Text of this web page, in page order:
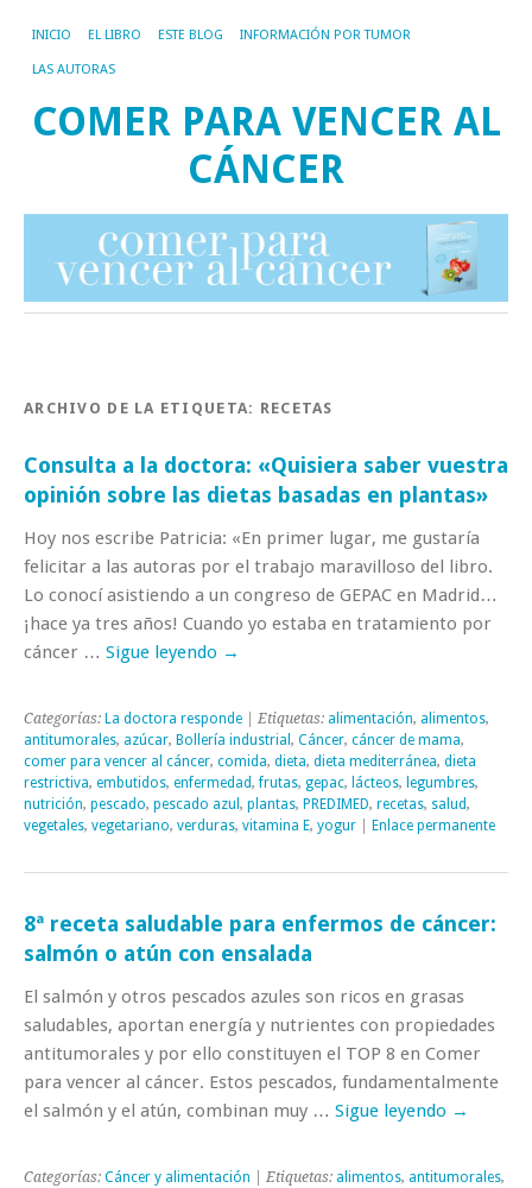
INICIO EL LIBRO ESTE BLOG INFORMACIÓN POR TUMOR
LAS AUTORAS
COMER PARA VENCER AL
CÁNCER
ARCHIVO DE LA ETIQUETA: RECETAS
Consulta a la doctora: «Quisiera saber vuestra
opinión sobre las dietas basadas en plantas»
Hoy nos escribe Patricia: «En primer lugar, me gustaría
felicitar a las autoras por el trabajo maravilloso del libro.
Lo conocí asistiendo a un congreso de GEPAC en Madrid…
¡hace ya tres años! Cuando yo estaba en tratamiento por
cáncer … Sigue leyendo →
Categorías: La doctora responde | Etiquetas: alimentación, alimentos,
antitumorales, azúcar, Bollería industrial , Cáncer, cáncer de mama,
comer para vencer al cáncer, comida, dieta, dieta mediterránea, dieta
restrictiva, embutidos, enfermedad,frutas, gepac, lácteos, legumbres,
nutrición, pescado, pescado azul , plantas, PREDIMED, recetas, salud,
vegetales, vegetariano, verduras, vitamina E, yogur Enlace permanente
8ª receta saludable para enfermos de cáncer:
salmón o atún con ensalada
El salmón y otros pescados azules son ricos en grasas
saludables, aportan energía y nutrientes con propiedades
antitumorales y por ello constituyen el TOP 8 en Comer
para vencer al cáncer. Estos pescados, fundamentalmente
el salmón y el atún, combinan muy … Sigue leyendo →
Categorías: Cáncer y alimentación | Etiquetas: alimentos, antitumorales,